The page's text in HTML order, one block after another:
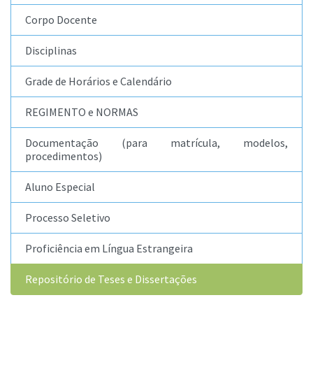
Corpo Docente
Disciplinas
Grade de Horários e Calendário
REGIMENTO e NORMAS
Documentação (para matrícula, modelos,
procedimentos)
Aluno Especial
Processo Seletivo
Proficiência em Língua Estrangeira
Repositório de Teses e Dissertações